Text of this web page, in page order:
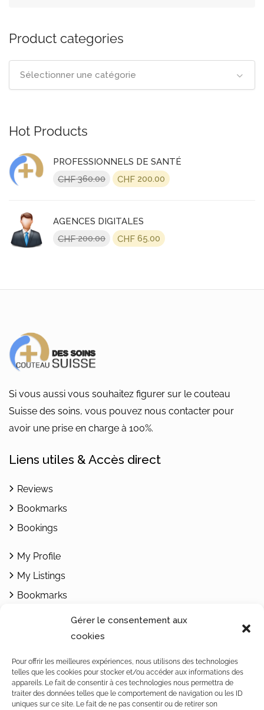
Gérer le consentement aux
cookies
Pour offrir les meilleures expériences, nous utilisons des technologies
telles que les cookies pour stocker et/ou accéder aux informations des
appareils. Le fait de consentir à ces technologies nous permettra de
traiter des données telles que le comportement de navigation ou les ID
uniques sur ce site. Le fait de ne pas consentir ou de retirer son
Product categories
Sélectionner une catégorie
Hot Products
PROFESSIONNELS DE SANTÉ
CHF360.00
Le
était :
CHF 360.00.
CHF 200.00 Le
AGENCES DIGITALES
CHF200.00
Le
CHF 200.00.
CHF 65.00 Le
CHF 65.00.
Si vous aussi vous souhaitez figurer sur le couteau
Suisse des soins, vous pouvez nous contacter pour
avoir une prise en charge à 100%.
Liens utiles & Accès direct
Reviews
Bookmarks
Bookings
My Profile
My Listings
Bookmarks
1462 Yvonand / Rte de Rovray 30
Vaud / Switzerland